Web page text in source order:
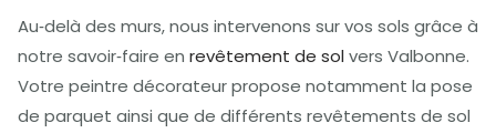
Au‑delà des murs, nous intervenons sur vos sols grâce à
notre savoir‑faire en revêtement de solvers Valbonne.
Votre peintre décorateur propose notamment la pose
de parquet ainsi que de différents revêtements de sol